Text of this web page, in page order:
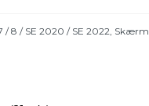
/ 8 / SE 2020 / SE 2022,